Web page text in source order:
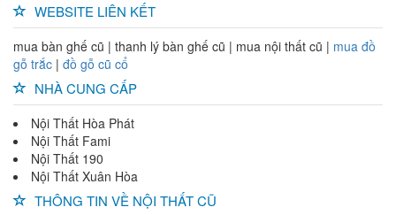
WEBSITE LIÊN KẾT
mua bàn ghế cũ | thanh lý bàn ghế cũ | mua nội thất cũ | mua đồ
gỗ trắc | đồ gỗ cũ cổ
NHÀ CUNG CẤP
Nội Thất Hòa Phát
Nội Thất Fami
Nội Thất 190
Nội Thất Xuân Hòa
THÔNG TIN VỀ NỘI THẤT CŨ